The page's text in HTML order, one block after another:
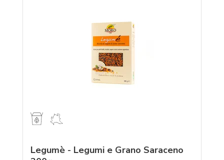
Legumè - Legumi e Grano Saraceno